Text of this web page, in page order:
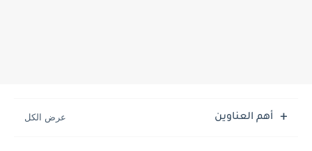
أهم العناوين